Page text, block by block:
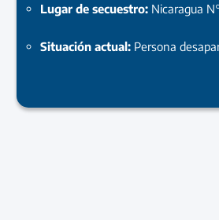
Lugar de secuestro: Nicaragua
Situación actual: Persona